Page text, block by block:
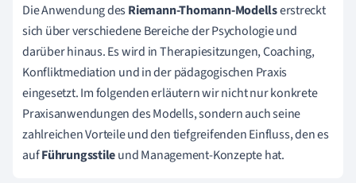
Die Anwendung desRiemann-Thomann-Modellserstreckt
sich über verschiedene Bereiche der Psychologie und
darüber hinaus. Es wird in Therapiesitzungen, Coaching,
Konfliktmediation und in der pädagogischen Praxis
eingesetzt. Im folgenden erläutern wir nicht nur konkrete
Praxisanwendungen des Modells, sondern auch seine
zahlreichen Vorteile und den tiefgreifenden Einfluss, den es
aufFührungsstileund Management-Konzepte hat.